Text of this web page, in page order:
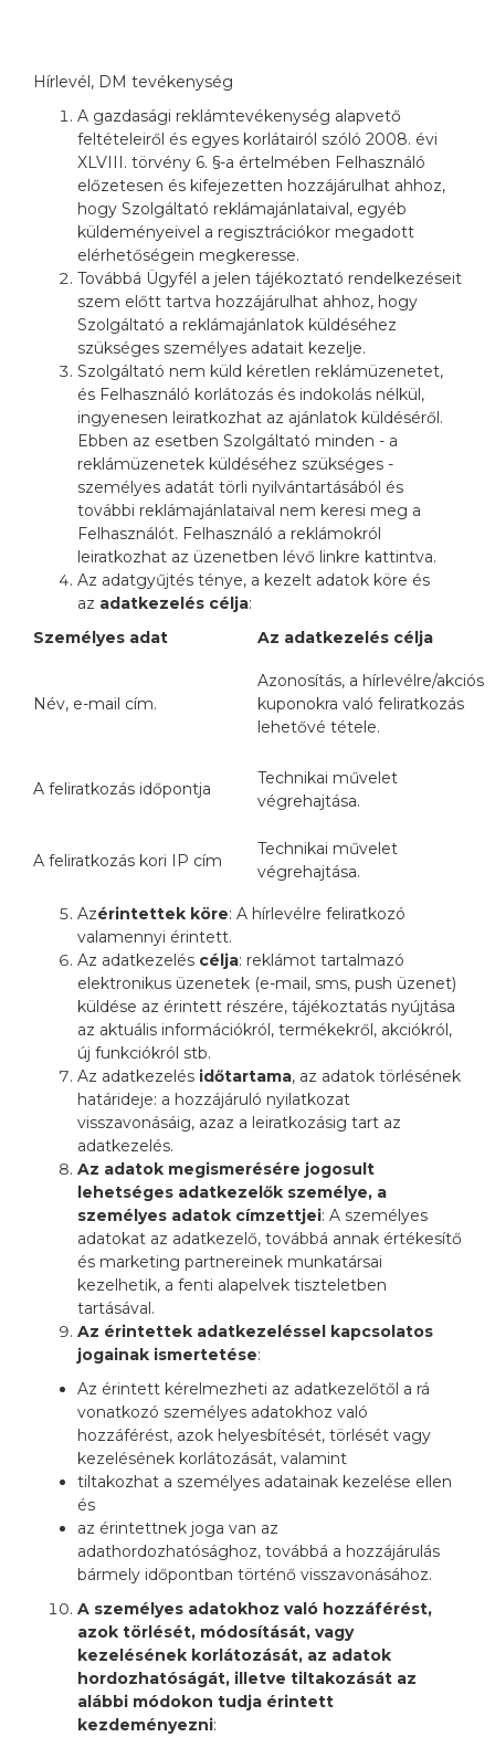
Hírlevél, DM tevékenység
A gazdasági reklámtevékenység alapvető
feltételeiről és egyes korlátairól szóló 2008. évi
XLVIII. törvény 6. §-a értelmében Felhasználó
előzetesen és kifejezetten hozzájárulhat ahhoz,
hogy Szolgáltató reklámajánlataival, egyéb
küldeményeivel a regisztrációkor megadott
elérhetőségein megkeresse.
Továbbá Ügyfél a jelen tájékoztató rendelkezéseit
szem előtt tartva hozzájárulhat ahhoz, hogy
Szolgáltató a reklámajánlatok küldéséhez
szükséges személyes adatait kezelje.
Szolgáltató nem küld kéretlen reklámüzenetet,
és Felhasználó korlátozás és indokolás nélkül,
ingyenesen leiratkozhat az ajánlatok küldéséről.
Ebben az esetben Szolgáltató minden - a
reklámüzenetek küldéséhez szükséges -
személyes adatát törli nyilvántartásából és
további reklámajánlataival nem keresi meg a
Felhasználót. Felhasználó a reklámokról
leiratkozhat az üzenetben lévő linkre kattintva.
Az adatgyűjtés ténye, a kezelt adatok köre és
az adatkezelés célja:
Személyes adat
Az adatkezelés célja
Név, e-mail cím.
Azonosítás, a hírlevélre/akciós
kuponokra való feliratkozás
lehetővé tétele.
A feliratkozás időpontja
Technikai művelet
végrehajtása.
A feliratkozás kori IP cím
Technikai művelet
végrehajtása.
Azérintettek köre: A hírlevélre feliratkozó
valamennyi érintett.
Az adatkezelés célja: reklámot tartalmazó
elektronikus üzenetek (e-mail, sms, push üzenet)
küldése az érintett részére, tájékoztatás nyújtása
az aktuális információkról, termékekről, akciókról,
új funkciókról stb.
Az adatkezelés időtartama, az adatok törlésének
határideje: a hozzájáruló nyilatkozat
visszavonásáig, azaz a leiratkozásig tart az
adatkezelés.
Az adatok megismerésére jogosult
lehetséges adatkezelők személye, a
személyes adatok címzettjei: A személyes
adatokat az adatkezelő, továbbá annak értékesítő
és marketing partnereinek munkatársai
kezelhetik, a fenti alapelvek tiszteletben
tartásával.
Az érintettek adatkezeléssel kapcsolatos
jogainak ismertetése:
Az érintett kérelmezheti az adatkezelőtől a rá
vonatkozó személyes adatokhoz való
hozzáférést, azok helyesbítését, törlését vagy
kezelésének korlátozását, valamint
tiltakozhat a személyes adatainak kezelése ellen
és
az érintettnek joga van az
adathordozhatósághoz, továbbá a hozzájárulás
bármely időpontban történő visszavonásához.
A személyes adatokhoz való hozzáférést,
azok törlését, módosítását, vagy
kezelésének korlátozását, az adatok
hordozhatóságát, illetve tiltakozását az
alábbi módokon tudja érintett
kezdeményezni: